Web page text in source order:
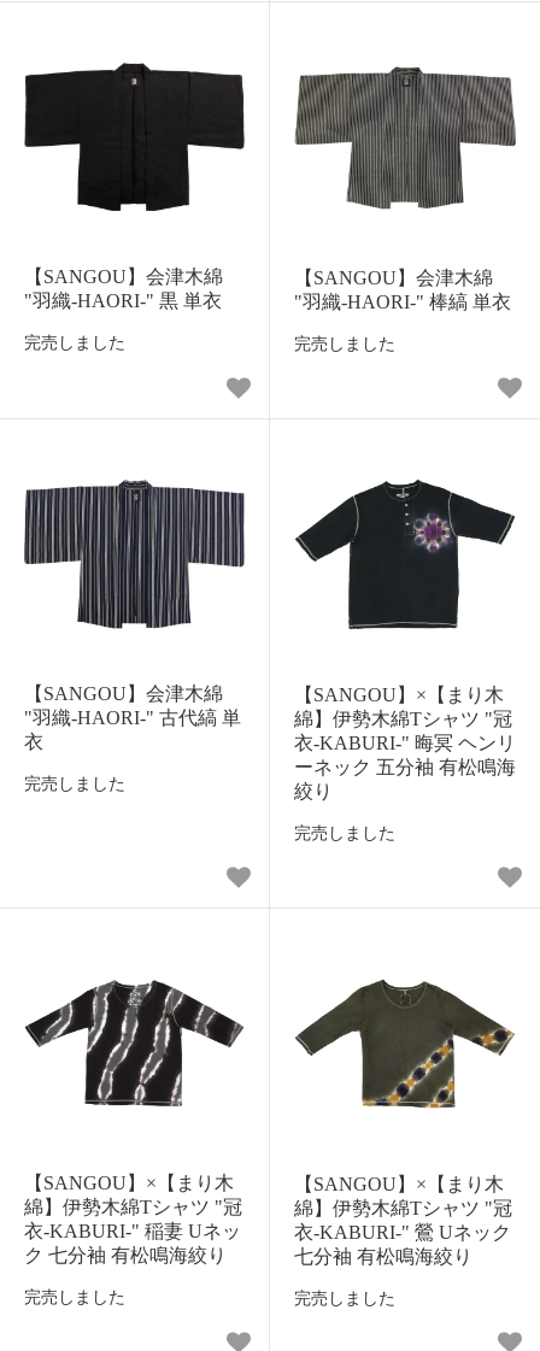
【SANGOU】会津木綿
"羽織-HAORI-" 黒 単衣
完売しました
【SANGOU】会津木綿
"羽織-HAORI-" 棒縞 単衣
完売しました
【SANGOU】会津木綿
"羽織-HAORI-" 古代縞 単
衣
完売しました
【SANGOU】×【まり木
綿】伊勢木綿Tシャツ "冠
衣-KABURI-" 晦冥 ヘンリ
ーネック 五分袖 有松鳴海
絞り
完売しました
【SANGOU】×【まり木
綿】伊勢木綿Tシャツ "冠
衣-KABURI-" 稲妻 Uネッ
ク 七分袖 有松鳴海絞り
完売しました
【SANGOU】×【まり木
綿】伊勢木綿Tシャツ "冠
衣-KABURI-" 鶯 Uネック
七分袖 有松鳴海絞り
完売しました